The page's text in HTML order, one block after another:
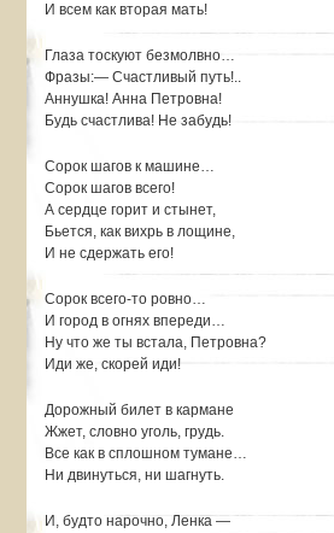
И всем как вторая мать!
Глаза тоскуют безмолвно…
Фразы:— Счастливый путь!..
Аннушка! Анна Петровна!
Будь счастлива! Не забудь!
Сорок шагов к машине…
Сорок шагов всего!
А сердце горит и стынет,
Бьется, как вихрь в лощине,
И не сдержать его!
Сорок всего-то ровно…
И город в огнях впереди…
Ну что же ты встала, Петровна?
Иди же, скорей иди!
Дорожный билет в кармане
Жжет, словно уголь, грудь.
Все как в сплошном тумане…
Ни двинуться, ни шагнуть.
И, будто нарочно, Ленка —